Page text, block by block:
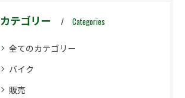
カテゴリー Categories
全てのカテゴリー
バイク
販売